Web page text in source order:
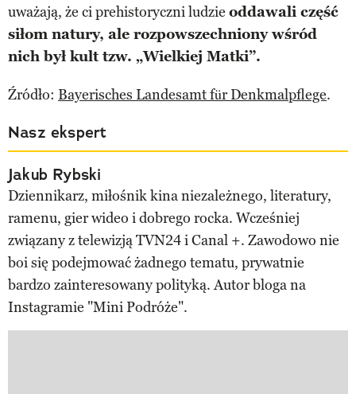
uważają, że ci prehistoryczni ludzie oddawali część
siłom natury, ale rozpowszechniony wśród
nich był kult tzw. „Wielkiej Matki”.
Źródło: Bayerisches Landesamt für Denkmalpflege.
Nasz ekspert
Jakub Rybski
Dziennikarz, miłośnik kina niezależnego, literatury,
ramenu, gier wideo i dobrego rocka. Wcześniej
związany z telewizją TVN24 i Canal +. Zawodowo nie
boi się podejmować żadnego tematu, prywatnie
bardzo zainteresowany polityką. Autor bloga na
Instagramie "Mini Podróże".